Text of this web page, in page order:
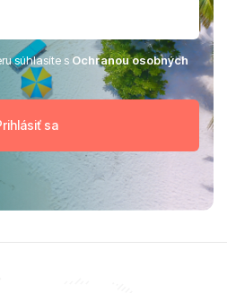
súhlasíte sOchranou osobných